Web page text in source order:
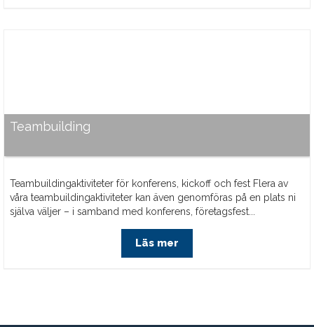
Teambuilding
Teambuildingaktiviteter för konferens, kickoff och fest Flera av
våra teambuildingaktiviteter kan även genomföras på en plats ni
själva väljer – i samband med konferens, företagsfest...
Läs mer